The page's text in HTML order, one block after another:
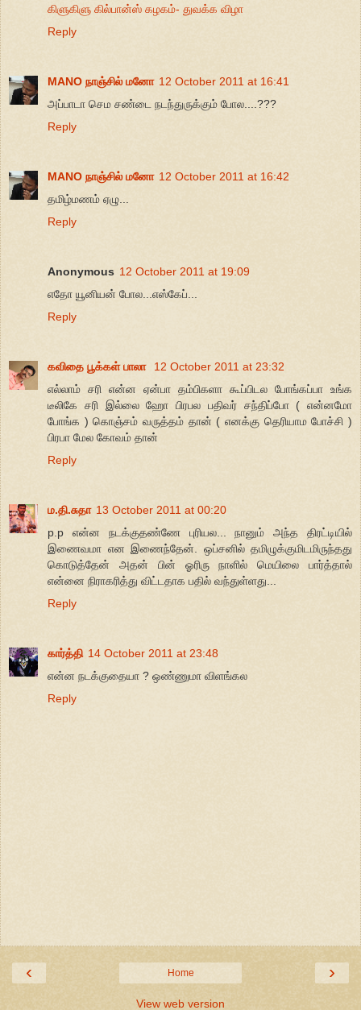
கிளுகிளு கில்பான்ஸ் கழகம்- துவக்க விழா
Reply
MANO நாஞ்சில் மனோ 12 October 2011 at 16:41
அப்பாடா செம சண்டை நடந்துருக்கும் போல....???
Reply
MANO நாஞ்சில் மனோ 12 October 2011 at 16:42
தமிழ்மணம் ஏழு...
Reply
Anonymous 12 October 2011 at 19:09
எதோ யூனியன் போல...எஸ்கேப்...
Reply
கவிதை பூக்கள் பாலா
12 October 2011 at 23:32
எல்லாம் சரி என்ன ஏன்பா தம்பிகளா கூப்பிடல போங்கப்பா உங்க
டீலிகே சரி இல்லை ஹோ பிரபல பதிவர் சந்திப்போ ( என்னமோ
போங்க ) கொஞ்சம் வருத்தம் தான் ( எனக்கு தெரியாம போச்சி )
பிரபா மேல கோவம் தான்
Reply
ம.தி.சுதா 13 October 2011 at 00:20
p.p என்ன நடக்குதண்ணே புரியல... நானும் அந்த திரட்டியில்
இணைவமா என இணைந்தேன். ஒப்சனில் தமிழுக்குமிடமிருந்தது
கொடுத்தேன் அதன் பின் ஓரிரு நாளில் மெயிலை பார்த்தால்
என்னை நிராகரித்து விட்டதாக பதில் வந்துள்ளது...
Reply
கார்த்தி 14 October 2011 at 23:48
என்ன நடக்குதையா ? ஒண்ணுமா விளங்கல
Reply
‹ ›
Home
View web version